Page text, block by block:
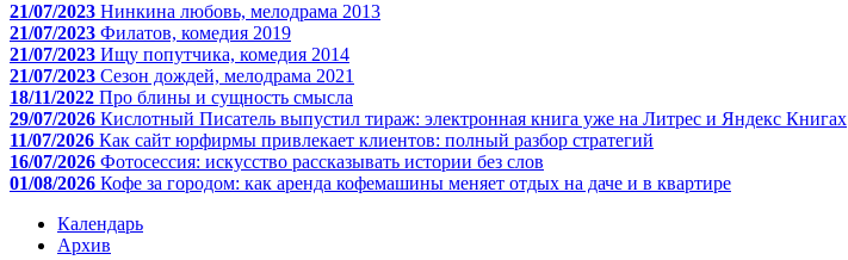
21/07/2023 Нинкина любовь, мелодрама 2013
21/07/2023 Филатов, комедия 2019
21/07/2023 Ищу попутчика, комедия 2014
21/07/2023 Сезон дождей, мелодрама 2021
18/11/2022 Про блины и сущность смысла
29/07/2026 Кислотный Писатель выпустил тираж: электронная книга уже на Литрес и Яндекс Книгах
11/07/2026 Как сайт юрфирмы привлекает клиентов: полный разбор стратегий
16/07/2026 Фотосессия: искусство рассказывать истории без слов
01/08/2026 Кофе за городом: как аренда кофемашины меняет отдых на даче и в квартире
Календарь
Архив